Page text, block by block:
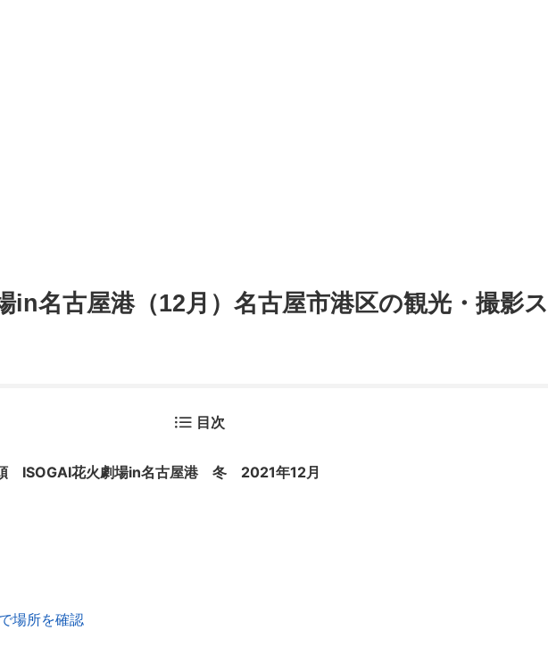
in名古屋港（12月）名古屋市港区の観光・撮影ス
目次
ISOGAI花火劇場in名古屋港 冬 2021年12月
場所を確認